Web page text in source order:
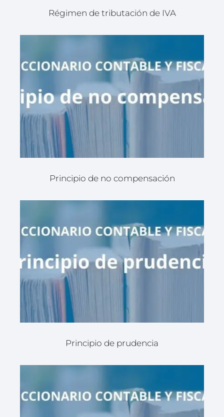
Régimen de tributación de IVA
Principio de no compensación
Principio de prudencia